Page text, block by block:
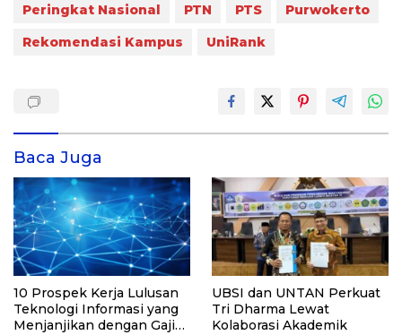
Peringkat Nasional PTN PTS
Purwokerto
Rekomendasi Kampus
UniRank
Baca Juga
10 Prospek Kerja Lulusan
Teknologi Informasi yang
Menjanjikan dengan Gaji
UBSI dan UNTAN Perkuat
Tri Dharma Lewat
Kolaborasi Akademik